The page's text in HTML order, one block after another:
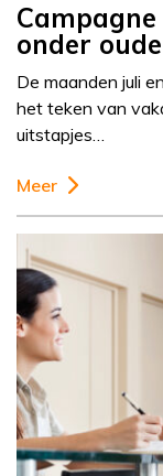
onder
De maanden juli
het teken van
uitstapjes…
Meer